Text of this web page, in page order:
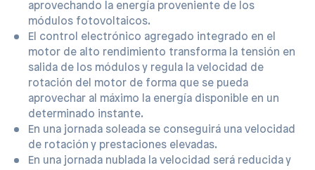
aprovechando la energía proveniente de los
módulos fotovoltaicos.
El control electrónico agregado integrado en el
motor de alto rendimiento transforma la tensión en
salida de los módulos y regula la velocidad de
rotación del motor de forma que se pueda
aprovechar al máximo la energía disponible en un
determinado instante.
En una jornada soleada se conseguirá una velocidad
de rotación y prestaciones elevadas.
En una jornada nublada la velocidad será reducida y